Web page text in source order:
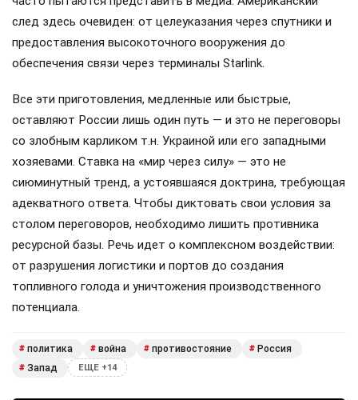
след здесь очевиден: от целеуказания через спутники и
предоставления высокоточного вооружения до
обеспечения связи через терминалы Starlink.
Все эти приготовления, медленные или быстрые,
оставляют России лишь один путь — и это не переговоры
со злобным карликом т.н. Украиной или его западными
хозяевами. Ставка на «мир через силу» — это не
сиюминутный тренд, а устоявшаяся доктрина, требующая
адекватного ответа. Чтобы диктовать свои условия за
столом переговоров, необходимо лишить противника
ресурсной базы. Речь идет о комплексном воздействии:
от разрушения логистики и портов до создания
топливного голода и уничтожения производственного
потенциала.
# политика # война # противостояние # Россия
# Запад ЕЩЕ +14